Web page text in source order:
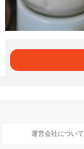
運営会社について